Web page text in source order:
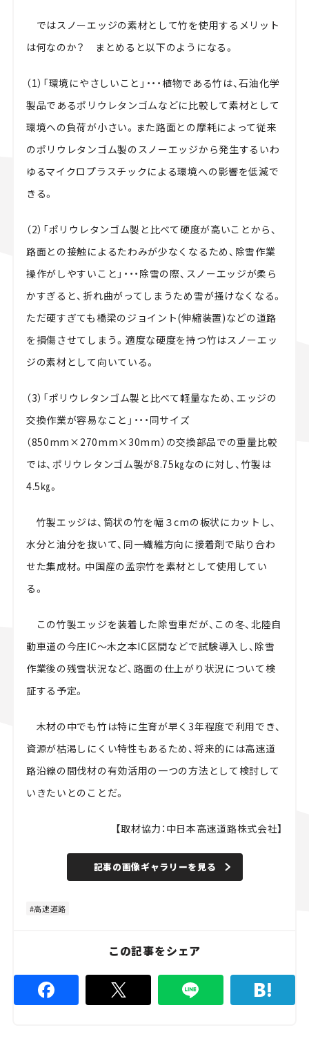
ではスノーエッジの素材として竹を使用するメリット
は何なのか？ まとめると以下のようになる。
（1）「環境にやさしいこと」・・・植物である竹は、石油化学
製品であるポリウレタンゴムなどに比較して素材として
環境への負荷が小さい。また路面との摩耗によって従来
のポリウレタンゴム製のスノーエッジから発生するいわ
ゆるマイクロプラスチックによる環境への影響を低減で
きる。
（2）「ポリウレタンゴム製と比べて硬度が高いことから、
路面との接触によるたわみが少なくなるため、除雪作業
操作がしやすいこと」・・・除雪の際、スノーエッジが柔ら
かすぎると、折れ曲がってしまうため雪が掻けなくなる。
ただ硬すぎても橋梁のジョイント(伸縮装置)などの道路
を損傷させてしまう。適度な硬度を持つ竹はスノーエッ
ジの素材として向いている。
（3）「ポリウレタンゴム製と比べて軽量なため、エッジの
交換作業が容易なこと」・・・同サイズ
（850mm×270mm×30mm）の交換部品での重量比較
では、ポリウレタンゴム製が8.75㎏なのに対し、竹製は
4.5㎏。
竹製エッジは、筒状の竹を幅３cmの板状にカットし、
水分と油分を抜いて、同一繊維方向に接着剤で貼り合わ
せた集成材。中国産の孟宗竹を素材として使用してい
る。
この竹製エッジを装着した除雪車だが、この冬、北陸自
動車道の今庄IC～木之本IC区間などで試験導入し、除雪
作業後の残雪状況など、路面の仕上がり状況について検
証する予定。
木材の中でも竹は特に生育が早く3年程度で利用でき、
資源が枯渇しにくい特性もあるため、将来的には高速道
路沿線の間伐材の有効活用の一つの方法として検討して
いきたいとのことだ。
【取材協力：中日本高速道路株式会社】
記事の画像ギャラリーを見る
高速道路
この記事をシェア